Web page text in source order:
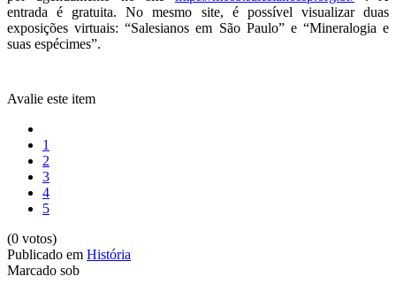
entrada é gratuita. No mesmo site, é possível visualizar duas
exposições virtuais: “Salesianos em São Paulo” e “Mineralogia e
suas espécimes”.
Avalie este item
1
2
3
4
5
(0 votos)
Publicado em História
Marcado sob